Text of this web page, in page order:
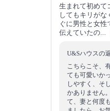
生まれて初めて
してもキリが
ぐに男性と女
伝えていたの...
U&Sハウスの
こちらこそ、
ても可愛いか
しやすく、そ
かありません
て、妻と何度